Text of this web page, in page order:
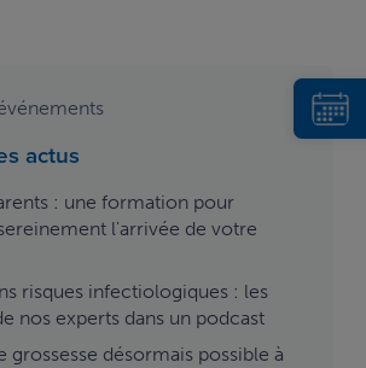
actus
: une formation pour
l'arrivée de votre
risques infectiologiques : les
nos experts dans un podcast
grossesse désormais possible à